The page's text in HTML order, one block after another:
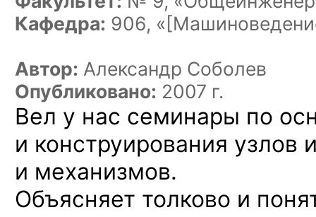
Кафедра: 906, «
Автор: Александр Соболев
Опубликовано: 2007 г.
Вел у нас семинары по
и конструирования узлов
и механизмов.
Объясняет толково и